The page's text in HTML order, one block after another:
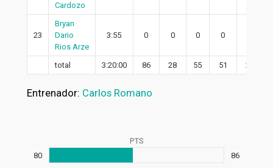
Cardozo
23
Bryan
Dario
Rios Arze
3:55 0 0 0 0
total 3:20:00 86 28 55 51 23
Entrenador: Carlos Romano
PTS
80 86